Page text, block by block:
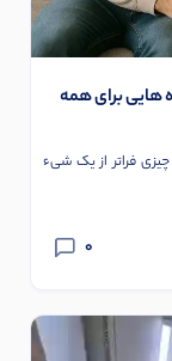
هایی برای همه
فراتر از یک شی‌ء
0